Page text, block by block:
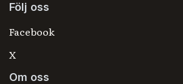
Följ oss
Facebook
X
Om oss